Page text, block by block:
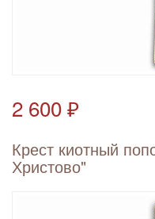
2 600 ₽
Крест киотный
Христово"